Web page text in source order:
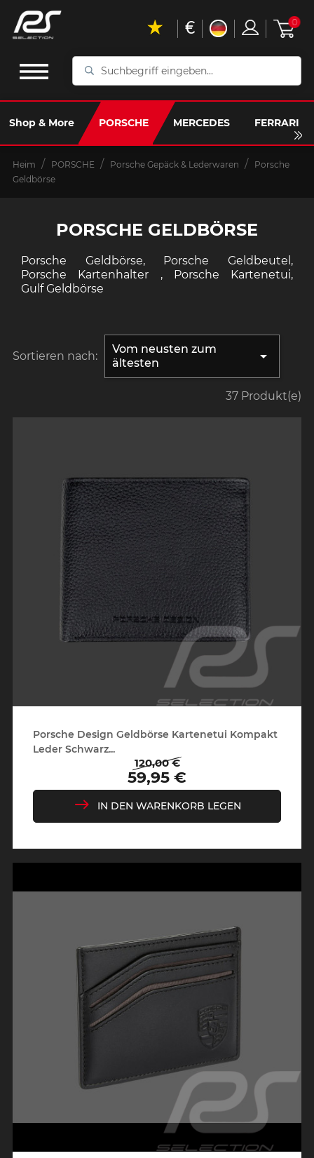
Suchbegriff
Shop & More PORSCHE MERCEDES FERRARI
€ 0
Heim PORSCHE Porsche Gepäck & Lederwaren
Porsche
Geldbörse
PORSCHE GELDBÖRSE
Porsche Geldbörse, Porsche Geldbeutel,
Porsche Kartenhalter , Porsche Kartenetui,
Gulf Geldbörse
Sortieren nach:
Vom neusten zum
ältesten

37 Produkt(e)
Porsche Design Geldbörse Kartenetui Kompakt
Leder Schwarz...
Regulärer
Preis
120,00 €
Preis
59,95 €
IN DEN WARENKORB LEGEN